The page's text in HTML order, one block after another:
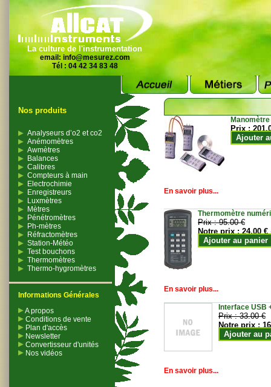
La culture de l'instrumentation
email: info@mesurez.com
Tél : 04 42 34 83 48
Nos produits
Analyseurs d’o2 et co2
Anémomètres
Awmètres
Balances
Calibres
Compteurs à main
Electrochimie
Enregistreurs
Luxmètres
Mètres
Pénétromètres
Ph-mètres
Réfractomètres
Station-Météo
Test bouchons
Thermomètres
Thermo-hygromètres
Informations Générales
A propos
Conditions de vente
Plan d'accès
Newsletter
Convertisseur d'unités
Nos vidéos
Prix :
Ajouter
En savoir plus...
Thermomètre
Prix :95.00 €
Notre prix :24.00 €
Ajouter au panier
En savoir plus...
Interface USB
Prix :33.00 €
Notre prix :
Ajouter au
En savoir plus...